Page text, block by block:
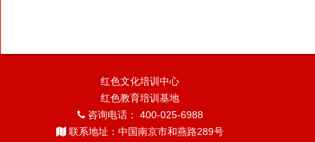
红色文化培训中心
红色教育培训基地
咨询电话： 400-025-6988
联系地址：中国南京市和燕路289号